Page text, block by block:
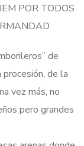
POR TODOS
de
procesión, de la
vez más, no
pero grandes